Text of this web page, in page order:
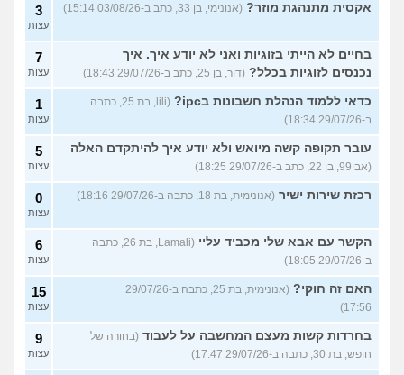
אקסית מתנהגת מוזר? (אנונימי, בן 33, כתב ב-03/08/26 15:14) 3
עצות
בחיים לא הייתי בזוגיות ואני לא יודע איך. איך
נכנסים לזוגיות בכלל? (דור, בן 25, כתב ב-29/07/26 18:43)
7
עצות
כדאי ללמוד הנהלת חשבונות בipc?
(lili, בת 25, כתבה
ב-29/07/26 18:34)
1
עצות
עובר תקופה קשה מיואש ולא יודע איך להיתקדם האלה
(אבי99, בן 22, כתב ב-29/07/26 18:25)
5
עצות
רכזת שירות ישיר (אנונימית, בת 18, כתבה ב-29/07/26 18:16) 0
עצות
הקשר עם אבא שלי מכביד עליי
(Lamali, בת 26, כתבה
ב-29/07/26 18:05)
6
עצות
האם זה חוקי?
(אנונימית, בת 25, כתבה ב-29/07/26
17:56)
15
עצות
בחרדות קשות מעצם המחשבה על לעבוד (בחורה של
חופש, בת 30, כתבה ב-29/07/26 17:47)
9
עצות